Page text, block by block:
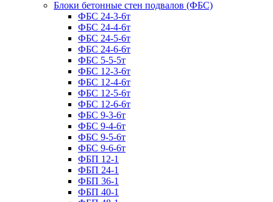
Блоки бетонные стен подвалов (ФБС)
ФБС 24-3-6т
ФБС 24-4-6т
ФБС 24-5-6т
ФБС 24-6-6т
ФБС 5-5-5т
ФБС 12-3-6т
ФБС 12-4-6т
ФБС 12-5-6т
ФБС 12-6-6т
ФБС 9-3-6т
ФБС 9-4-6т
ФБС 9-5-6т
ФБС 9-6-6т
ФБП 12-1
ФБП 24-1
ФБП 36-1
ФБП 40-1